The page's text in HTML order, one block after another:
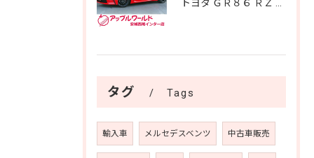
タグ Tags
輸入車 メルセデスベンツ 中古車販売